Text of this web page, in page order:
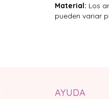
Material: Los
pueden variar
AYUDA